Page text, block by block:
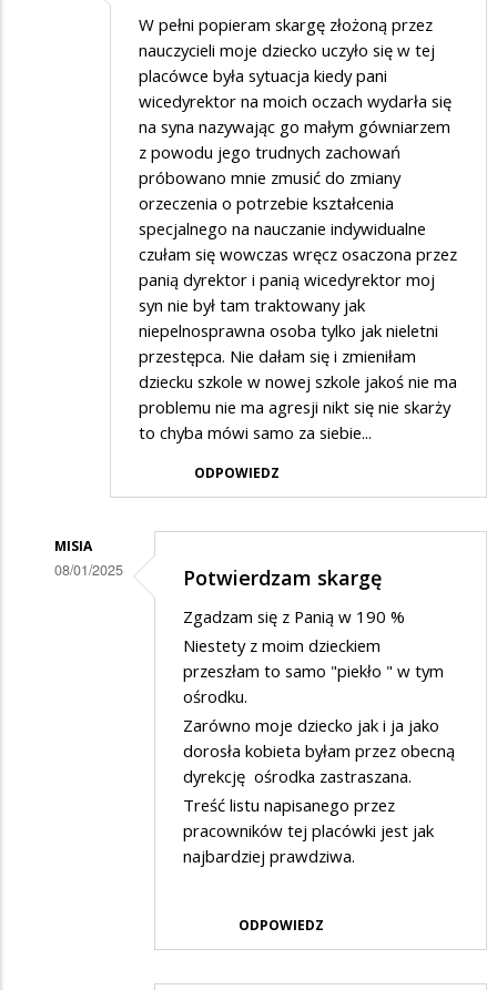
W pełni popieram skargę złożoną przez
nauczycieli moje dziecko uczyło się w tej
placówce była sytuacja kiedy pani
wicedyrektor na moich oczach wydarła się
na syna nazywając go małym gówniarzem
z powodu jego trudnych zachowań
próbowano mnie zmusić do zmiany
orzeczenia o potrzebie kształcenia
specjalnego na nauczanie indywidualne
czułam się wowczas wręcz osaczona przez
panią dyrektor i panią wicedyrektor moj
syn nie był tam traktowany jak
niepelnosprawna osoba tylko jak nieletni
przestępca. Nie dałam się i zmieniłam
dziecku szkole w nowej szkole jakoś nie ma
problemu nie ma agresji nikt się nie skarży
to chyba mówi samo za siebie...
ODPOWIEDZ
MISIA
08/01/2025 Potwierdzam skargę
Zgadzam się z Panią w 190 %
Niestety z moim dzieckiem
przeszłam to samo "piekło " w tym
ośrodku.
Zarówno moje dziecko jak i ja jako
dorosła kobieta byłam przez obecną
dyrekcję ośrodka zastraszana.
Treść listu napisanego przez
pracowników tej placówki jest jak
najbardziej prawdziwa.
ODPOWIEDZ